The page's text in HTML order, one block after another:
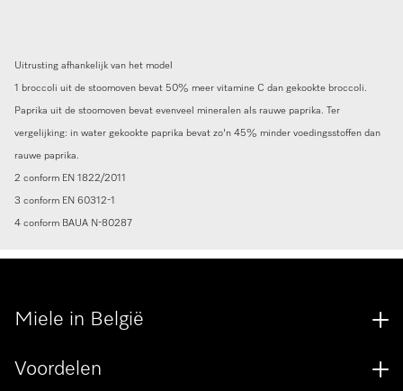
Uitrusting afhankelijk van het model
1 broccoli uit de stoomoven bevat 50% meer vitamine C dan gekookte broccoli.
Paprika uit de stoomoven bevat evenveel mineralen als rauwe paprika. Ter
vergelijking: in water gekookte paprika bevat zo'n 45% minder voedingsstoffen dan
rauwe paprika.
2 conform EN 1822/2011
3 conform EN 60312-1
4 conform BAUA N-80287
Miele in België
Voordelen